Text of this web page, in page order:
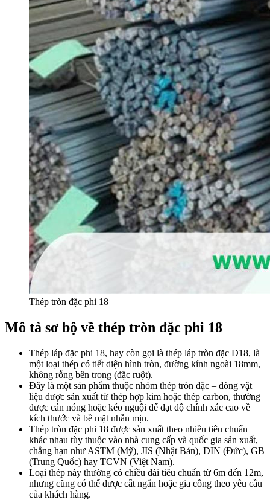
Thép tròn đặc phi 18
Mô tả sơ bộ về thép tròn đặc phi 18
Thép láp đặc phi 18, hay còn gọi là thép láp tròn đặc D18, là
một loại thép có tiết diện hình tròn, đường kính ngoài 18mm,
không rỗng bên trong (đặc ruột).
Đây là một sản phẩm thuộc nhóm thép tròn đặc – dòng vật
liệu được sản xuất từ thép hợp kim hoặc thép carbon, thường
được cán nóng hoặc kéo nguội để đạt độ chính xác cao về
kích thước và bề mặt nhẵn mịn.
Thép tròn đặc phi 18 được sản xuất theo nhiều tiêu chuẩn
khác nhau tùy thuộc vào nhà cung cấp và quốc gia sản xuất,
chẳng hạn như ASTM (Mỹ), JIS (Nhật Bản), DIN (Đức), GB
(Trung Quốc) hay TCVN (Việt Nam).
Loại thép này thường có chiều dài tiêu chuẩn từ 6m đến 12m,
nhưng cũng có thể được cắt ngắn hoặc gia công theo yêu cầu
của khách hàng.